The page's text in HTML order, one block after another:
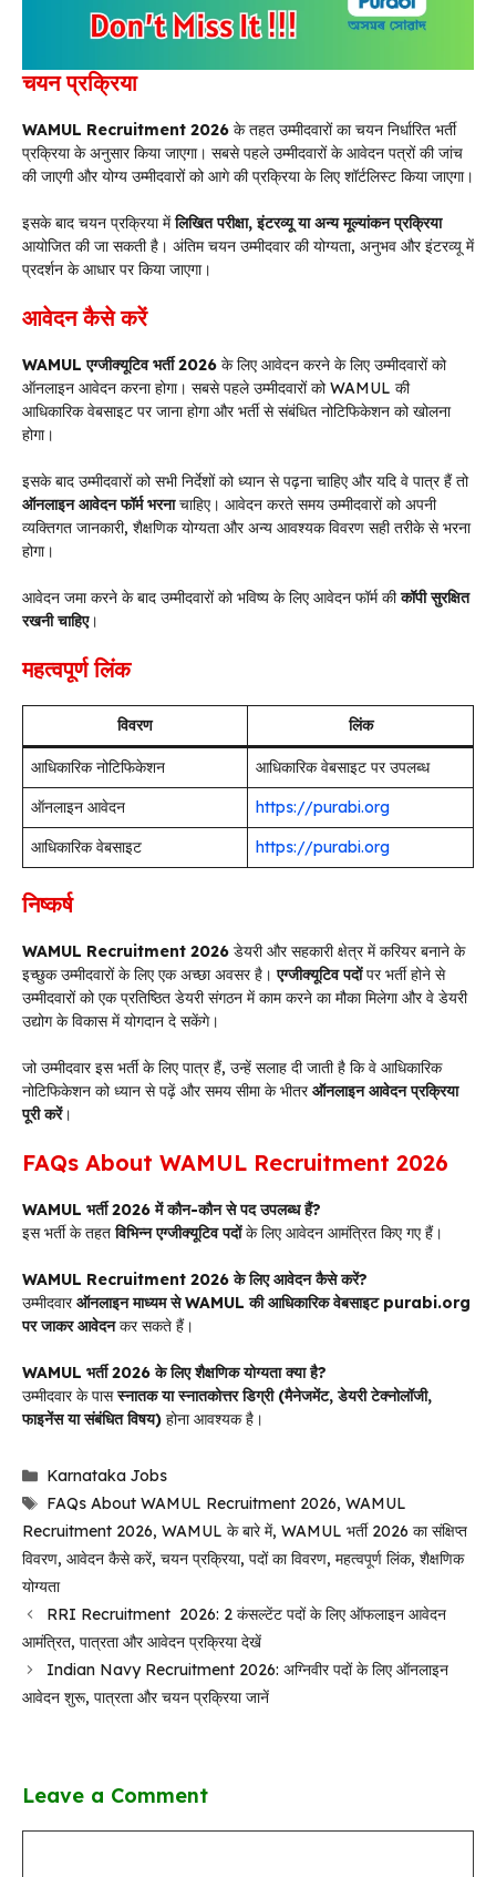
चयन प्रक्रिया
WAMUL Recruitment 2026 के तहत उम्मीदवारों का चयन निर्धारित भर्ती
प्रक्रिया के अनुसार किया जाएगा। सबसे पहले उम्मीदवारों के आवेदन पत्रों की जांच
की जाएगी और योग्य उम्मीदवारों को आगे की प्रक्रिया के लिए शॉर्टलिस्ट किया जाएगा।
इसके बाद चयन प्रक्रिया मेंलिखित परीक्षा, इंटरव्यू या अन्य मूल्यांकन प्रक्रिया
आयोजित की जा सकती है। अंतिम चयन उम्मीदवार की योग्यता, अनुभव और इंटरव्यू में
प्रदर्शन के आधार पर किया जाएगा।
आवेदन कैसे करें
WAMUL एग्जीक्यूटिव भर्ती 2026 के लिए आवेदन करने के लिए उम्मीदवारों को
ऑनलाइन आवेदन करना होगा। सबसे पहले उम्मीदवारों को WAMUL की
आधिकारिक वेबसाइट पर जाना होगा और भर्ती से संबंधित नोटिफिकेशन को खोलना
होगा।
इसके बाद उम्मीदवारों को सभी निर्देशों को ध्यान से पढ़ना चाहिए और यदि वे पात्र हैं तो
ऑनलाइन आवेदन फॉर्म भरनाचाहिए। आवेदन करते समय उम्मीदवारों को अपनी
व्यक्तिगत जानकारी, शैक्षणिक योग्यता और अन्य आवश्यक विवरण सही तरीके से भरना
होगा।
आवेदन जमा करने के बाद उम्मीदवारों को भविष्य के लिए आवेदन फॉर्म कीकॉपी सुरक्षित
रखनी चाहिए।
महत्वपूर्ण लिंक
विवरण लिंक
आधिकारिक नोटिफिकेशन
आधिकारिक वेबसाइट पर उपलब्ध
ऑनलाइन आवेदन
https://purabi.org
आधिकारिक वेबसाइट
https://purabi.org
निष्कर्ष
WAMUL Recruitment 2026 डेयरी और सहकारी क्षेत्र में करियर बनाने के
इच्छुक उम्मीदवारों के लिए एक अच्छा अवसर है।एग्जीक्यूटिव पदोंपर भर्ती होने से
उम्मीदवारों को एक प्रतिष्ठित डेयरी संगठन में काम करने का मौका मिलेगा और वे डेयरी
उद्योग के विकास में योगदान दे सकेंगे।
जो उम्मीदवार इस भर्ती के लिए पात्र हैं, उन्हें सलाह दी जाती है कि वे आधिकारिक
नोटिफिकेशन को ध्यान से पढ़ें और समय सीमा के भीतरऑनलाइन आवेदन प्रक्रिया
पूरी करें।
FAQs About WAMUL Recruitment 2026
WAMUL भर्ती 2026 में कौन-कौन से पद उपलब्ध हैं?
इस भर्ती के तहतविभिन्न एग्जीक्यूटिव पदोंके लिए आवेदन आमंत्रित किए गए हैं।
WAMUL Recruitment 2026 के लिए आवेदन कैसे करें?
उम्मीदवारऑनलाइन माध्यम से WAMUL की आधिकारिक वेबसाइट purabi.org
पर जाकर आवेदनकर सकते हैं।
WAMUL भर्ती 2026 के लिए शैक्षणिक योग्यता क्या है?
उम्मीदवार के पासस्नातक या स्नातकोत्तर डिग्री (मैनेजमेंट, डेयरी टेक्नोलॉजी,
फाइनेंस या संबंधित विषय) होना आवश्यक है।
Categories
Karnataka Jobs
Tags
FAQs About WAMUL Recruitment 2026,WAMUL
Recruitment 2026, WAMUL के बारे में, WAMUL भर्ती 2026 का संक्षिप्त
विवरण, आवेदन कैसे करें, चयन प्रक्रिया, पदों का विवरण, महत्वपूर्ण लिंक, शैक्षणिक
योग्यता
RRI Recruitment 2026: 2 कंसल्टेंट पदों के लिए ऑफलाइन आवेदन
आमंत्रित, पात्रता और आवेदन प्रक्रिया देखें
Indian Navy Recruitment 2026: अग्निवीर पदों के लिए ऑनलाइन
आवेदन शुरू, पात्रता और चयन प्रक्रिया जानें
Leave a Comment